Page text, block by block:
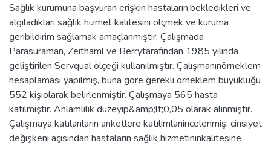
Sağlık kurumuna başvuran erişkin hastaların,bekledikleri ve
algıladıkları sağlık hizmet kalitesini ölçmek ve kuruma
geribildirim sağlamak amaçlanmıştır. Çalışmada
Parasuraman, Zeithaml ve Berrytarafından 1985 yılında
geliştirilen Servqual ölçeği kullanılmıştır. Çalışmanınörneklem
hesaplaması yapılmış, buna göre gerekli örneklem büyüklüğü
552 kişiolarak belirlenmiştir. Çalışmaya 565 hasta
katılmıştır. Anlamlılık düzeyip&amp;lt;0,05 olarak alınmıştır.
Çalışmaya katılanların anketlere katılımlarıincelenmiş, cinsiyet
değişkeni açısından hastaların sağlık hizmetininkalitesine